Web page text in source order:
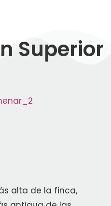
Superior
alta de la finca,